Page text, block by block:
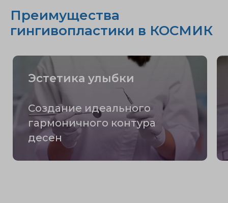
Преимущества
гингивопластики в КОСМИК
Эстетика улыбки
Создание идеального
гармоничного контура
десен